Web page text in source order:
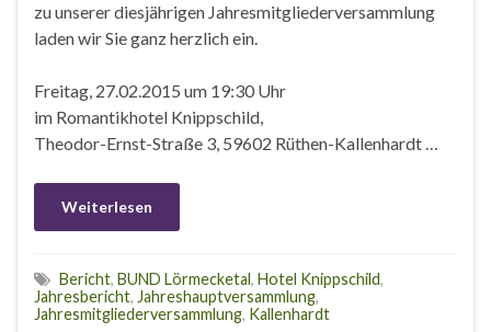
zu unserer diesjährigen Jahresmitgliederversammlung
laden wir Sie ganz herzlich ein.
Freitag, 27.02.2015 um 19:30 Uhr
im Romantikhotel Knippschild,
Theodor-Ernst-Straße 3, 59602 Rüthen-Kallenhardt …
Weiterlesen
Bericht, BUND Lörmecketal, Hotel Knippschild,
Jahresbericht, Jahreshauptversammlung,
Jahresmitgliederversammlung, Kallenhardt